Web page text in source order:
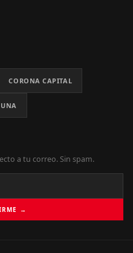
CORONA CAPITAL
a tu correo. Sin spam.
→